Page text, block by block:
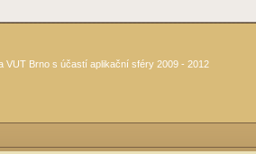
VUT Brno s účastí aplikační sféry 2009 - 2012